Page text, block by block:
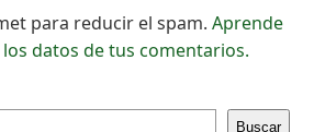
para reducir el spam.Aprende
datos de tus comentarios.
Buscar